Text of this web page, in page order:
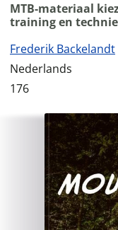
MTB-materiaal
training en
Frederik Backelandt
Nederlands
176